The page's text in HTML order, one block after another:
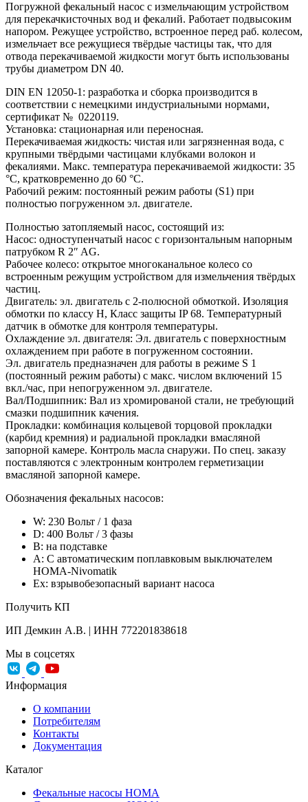
Погружной фекальный насос с измельчающим устройством
для перекачкисточных вод и фекалий. Работает подвысоким
напором. Режущее устройство, встроенное перед раб. колесом,
измельчает все режущиеся твёрдые частицы так, что для
отвода перекачиваемой жидкости могут быть использованы
трубы диаметром DN 40.
DIN EN 12050-1: разработка и сборка производится в
соответствии с немецкими индустриальными нормами,
сертификат № 0220119.
Установка: стационарная или переносная.
Перекачиваемая жидкость: чистая или загрязненная вода, с
крупными твёрдыми частицами клубками волокон и
фекалиями. Макс. температура перекачиваемой жидкости: 35
°C, кратковременно до 60 °C.
Рабочий режим: постоянный режим работы (S1) при
полностью погруженном эл. двигателе.
Полностью затопляемый насос, состоящий из:
Насос: одноступенчатый насос с горизонтальным напорным
патрубком R 2″ AG.
Рабочее колесо: открытое многоканальное колесо со
встроенным режущим устройством для измельчения твёрдых
частиц.
Двигатель: эл. двигатель с 2-полюсной обмоткой. Изоляция
обмотки по классу H, Класс защиты IP 68. Температурный
датчик в обмотке для контроля температуры.
Охлаждение эл. двигателя: Эл. двигатель с поверхностным
охлаждением при работе в погруженном состоянии.
Эл. двигатель предназначен для работы в режиме S 1
(постоянный режим работы) с макс. числом включений 15
вкл./час, при непогруженном эл. двигателе.
Вал/Подшипник: Вал из хромированой стали, не требующий
смазки подшипник качения.
Прокладки: комбинация кольцевой торцовой прокладки
(карбид кремния) и радиальной прокладки вмасляной
запорной камере. Контроль масла снаружи. По спец. заказу
поставляются с электронным контролем герметизации
вмасляной запорной камере.
Обозначения фекальных насосов:
W: 230 Вольт / 1 фаза
D: 400 Вольт / 3 фазы
B: на подставке
A: С автоматическим поплавковым выключателем
HOMA-Nivomatik
Ex: взрывобезопасный вариант насоса
Получить КП
ИП Демкин А.В. | ИНН 772201838618
Мы в соцсетях
Информация
О компании
Потребителям
Контакты
Документация
Каталог
Фекальные насосы HOMA